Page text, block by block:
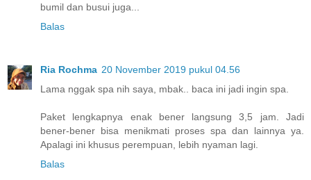
bumil dan busui juga...
Balas
Ria Rochma 20 November 2019 pukul 04.56
Lama nggak spa nih saya, mbak.. baca ini jadi ingin spa.
Paket lengkapnya enak bener langsung 3,5 jam. Jadi
bener-bener bisa menikmati proses spa dan lainnya ya.
Apalagi ini khusus perempuan, lebih nyaman lagi.
Balas